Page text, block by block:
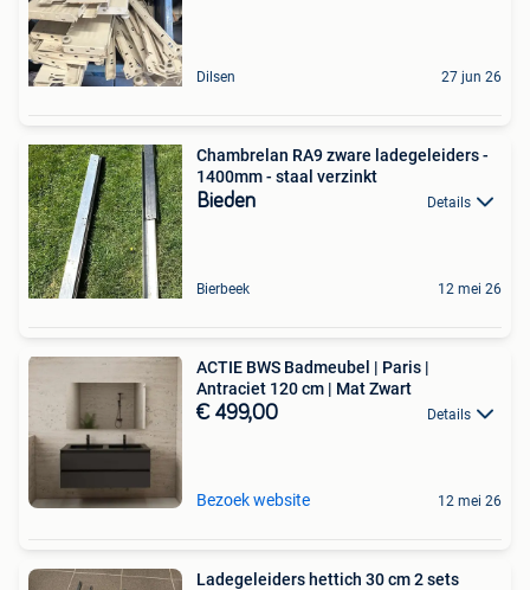
Dilsen 27 jun 26
Chambrelan RA9 zware ladegeleiders -
1400mm - staal verzinkt
Bieden Details
Bierbeek 12 mei 26
ACTIE BWS Badmeubel | Paris |
Antraciet 120 cm | Mat Zwart
€ 499,00 Details
Bezoek website 12 mei 26
Ladegeleiders hettich 30 cm 2 sets